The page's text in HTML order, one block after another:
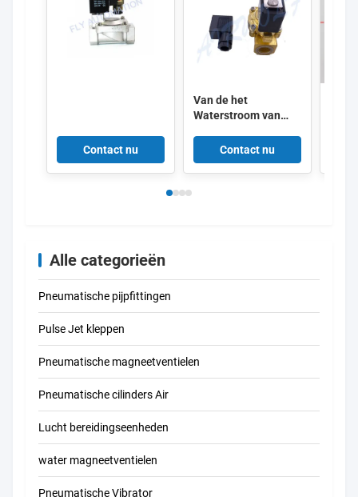
Contact nu
Van de het
Waterstroom van
SCE238D002 de
Solenoïdeklep
SCE238D004
Contact nu
Alle categorieën
Pneumatische pijpfittingen
Pulse Jet kleppen
Pneumatische magneetventielen
Pneumatische cilinders Air
Lucht bereidingseenheden
water magneetventielen
Pneumatische Vibrator